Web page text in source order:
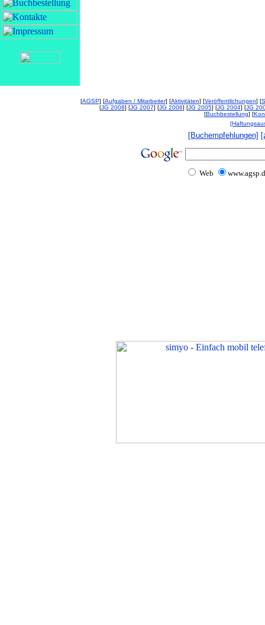
[AGSP] [Aufgaben / Mitarbeiter] [Aktivitäten] [Veröffentlichungen] [
[JG 2008] [JG 2007] [JG 2006] [JG 2005] [JG 2004] [JG
[Buchbestellung] [
[Buchempfehlungen]
Web